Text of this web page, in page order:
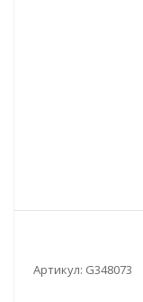
Артикул: G348073